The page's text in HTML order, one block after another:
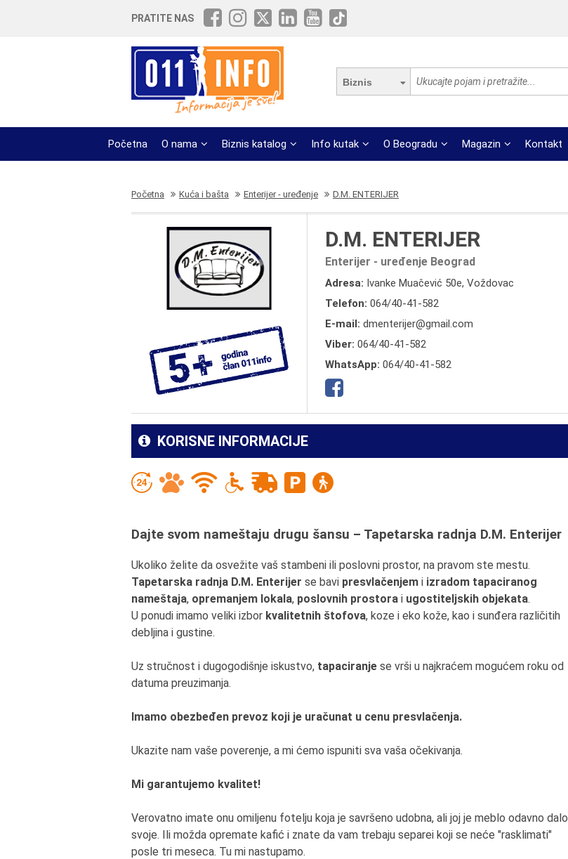
PRATITE NAS
Biznis
Početna O nama Biznis katalog Info kutak O Beogradu Magazin Kontakt
Početna Kuća i bašta Enterijer - uređenje D.M. ENTERIJER
D.M. ENTERIJER
Enterijer - uređenje Beograd
Adresa: Ivanke Muačević 50e, Voždovac
Telefon: 064/40-41-582
E-mail: dmenterijer@gmail.com
Viber: 064/40-41-582
WhatsApp: 064/40-41-582
KORISNE INFORMACIJE
Dajte svom nameštaju drugu šansu – Tapetarska radnja D.M. Enterijer
Ukoliko želite da osvežite vaš stambeni ili poslovni prostor, na pravom ste mestu.
Tapetarska radnja D.M. Enterijer se bavi presvlačenjem i izradom tapaciranog
nameštaja, opremanjem lokala, poslovnih prostora i ugostiteljskih objekata.
U ponudi imamo veliki izbor kvalitetnih štofova, koze i eko kože, kao i sunđera različitih
debljina i gustine.
Uz stručnost i dugogodišnje iskustvo, tapaciranje se vrši u najkraćem mogućem roku od
datuma preuzimanja.
Imamo obezbeđen prevoz koji je uračunat u cenu presvlačenja.
Ukazite nam vaše poverenje, a mi ćemo ispuniti sva vaša očekivanja.
Mi garantujemo kvalitet!
Verovatno imate onu omiljenu fotelju koja je savršeno udobna, ali joj je meblo odavno dalo
svoje. Ili možda opremate kafić i znate da vam trebaju separei koji se neće "rasklimati"
posle tri meseca. Tu mi nastupamo.